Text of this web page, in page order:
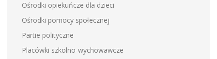
Ośrodki opiekuńcze dla dzieci
Ośrodki pomocy społecznej
Partie polityczne
Placówki szkolno-wychowawcze